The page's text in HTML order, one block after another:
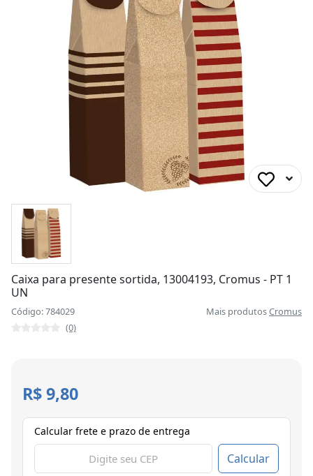
Caixa para presente sortida, 13004193, Cromus - PT 1
UN
Código: 784029 Mais produtosCromus
(0)
R$ 9,80
Calcular frete e prazo de entrega
Calcular